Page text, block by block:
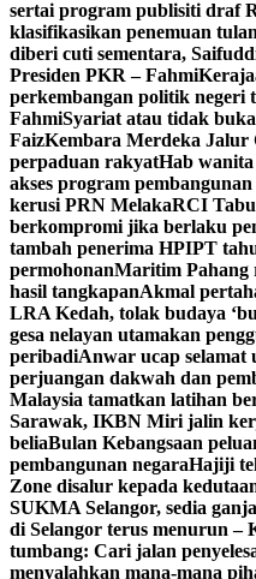
sertai program publisiti draf
klasifikasikan penemuan
diberi cuti sementara,
Presiden PKR – Fahmi
perkembangan politik negeri
FahmiSyariat atau tidak
FaizKembara Merdeka Jalur
perpaduan rakyatHab
akses program
kerusi PRN MelakaRCI
berkompromi jika berlaku
tambah penerima HPIPT
permohonanMaritim Pahang
hasil tangkapanAkmal
LRA Kedah, tolak budaya
gesa nelayan utamakan
peribadiAnwar ucap selamat
perjuangan dakwah dan
Malaysia tamatkan latihan
Sarawak, IKBN Miri jalin
beliaBulan Kebangsaan
pembangunan negaraHajiji
Zone disalur kepada
SUKMA Selangor, sedia
di Selangor terus menurun –
tumbang: Cari jalan
menyalahkan mana-mana